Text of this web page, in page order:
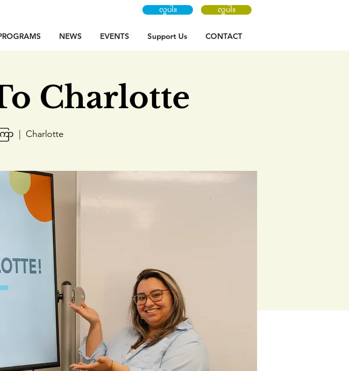
လှူပါ။ လှူပါ။
NEWS EVENTS Support Us CONTACT
Charlotte
ြာ
  |
Charlotte